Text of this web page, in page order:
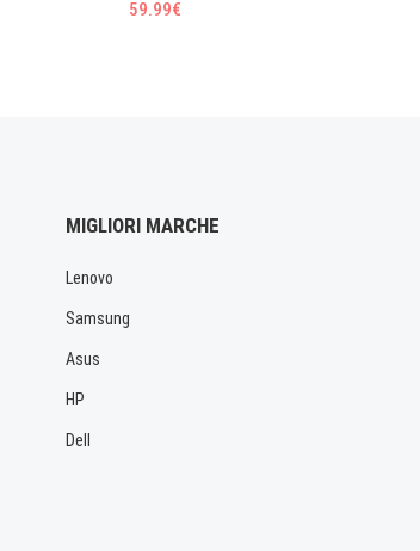
59.99€
MIGLIORI MARCHE
Lenovo
Samsung
Asus
HP
Dell